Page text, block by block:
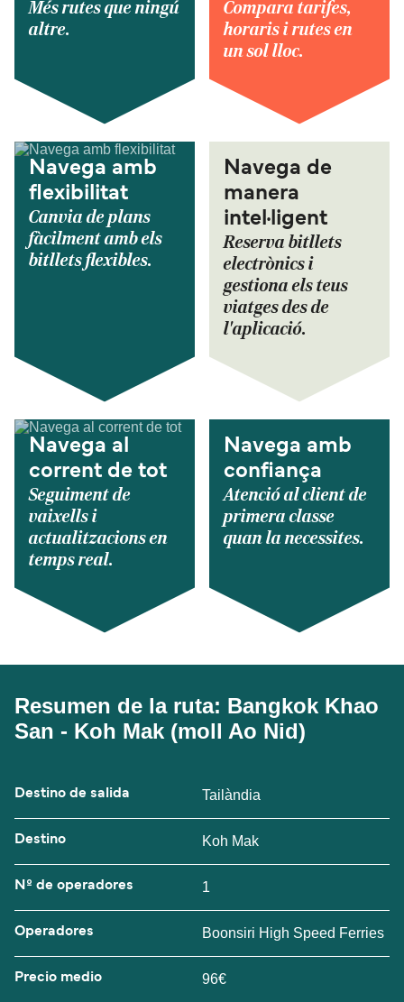
Més rutes que ningú
altre.
Compara tarifes,
horaris i rutes en
un sol lloc.
Navega amb
flexibilitat
Canvia de plans
fàcilment amb els
bitllets flexibles.
Navega de
manera
intel·ligent
Reserva bitllets
electrònics i
gestiona els teus
viatges des de
l'aplicació.
Navega al
corrent de tot
Seguiment de
vaixells i
actualitzacions en
temps real.
Navega amb
confiança
Atenció al client de
primera classe
quan la necessites.
Resumen de la ruta: Bangkok Khao
San - Koh Mak (moll Ao Nid)
Destino de salida Tailàndia
Destino Koh Mak
Nº de operadores 1
Operadores Boonsiri High Speed Ferries
Precio medio 96€